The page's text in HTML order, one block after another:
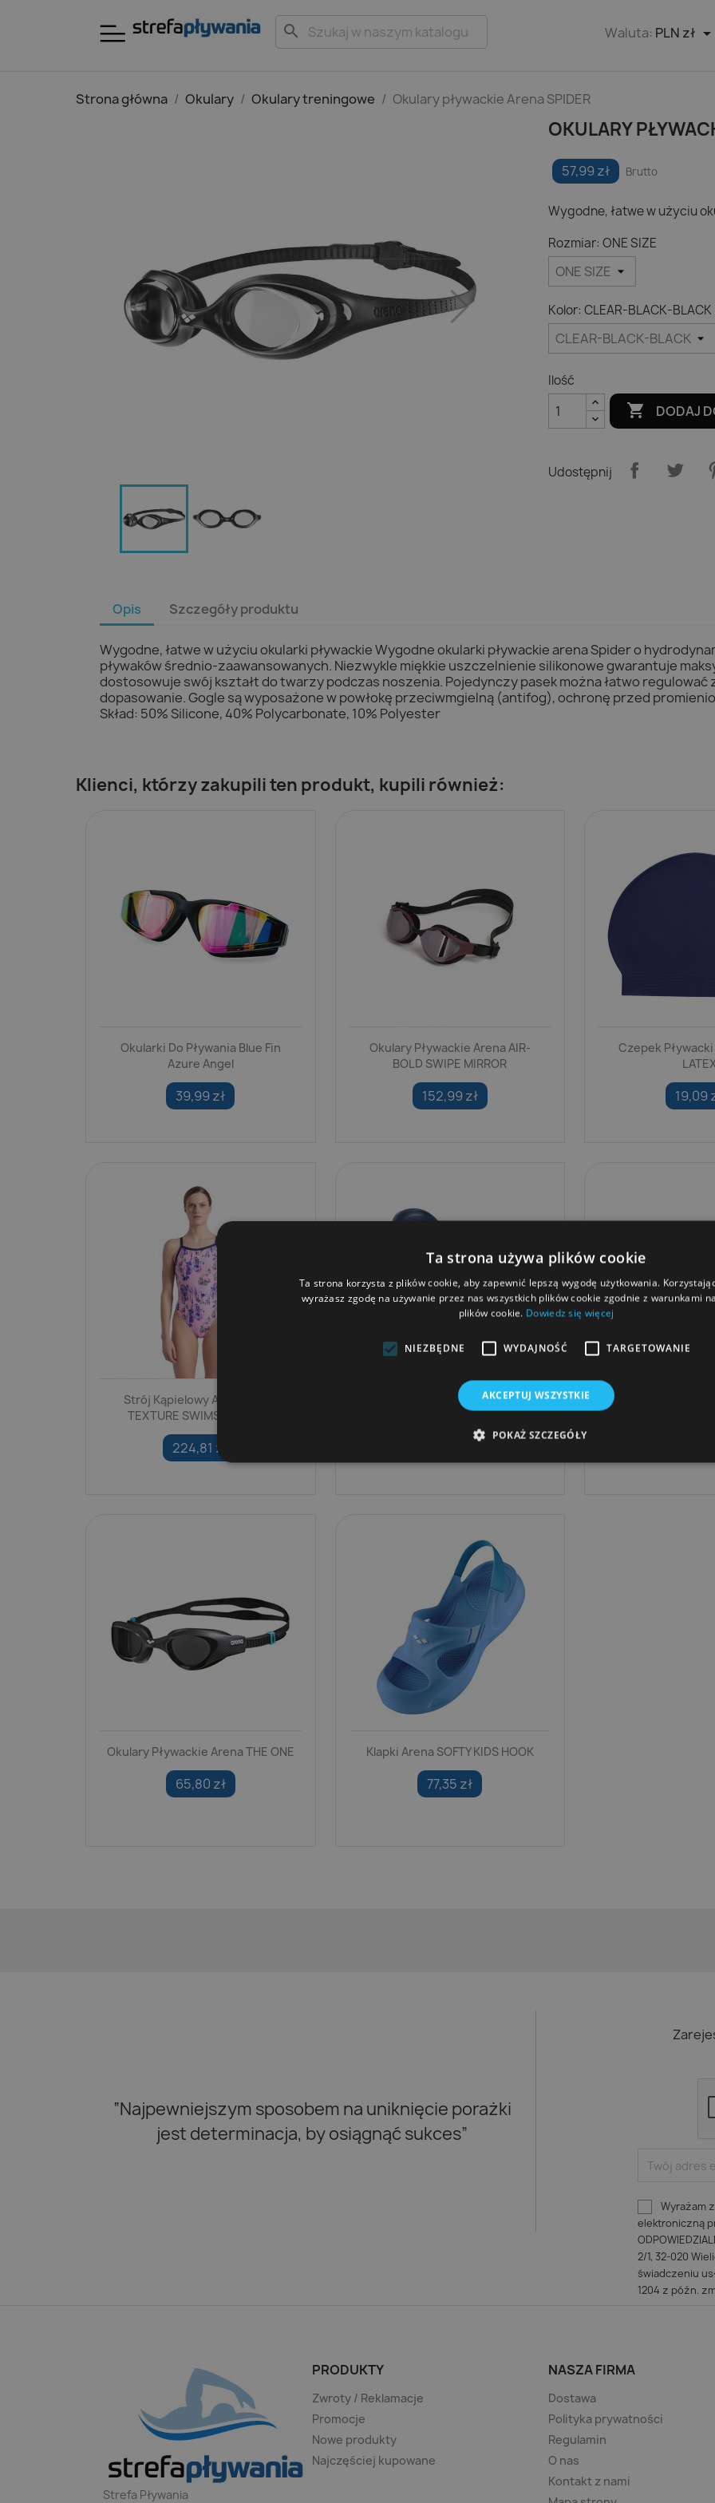
search Waluta: PLN zł
Strona główna Okulary Okulary treningowe Okulary pływackie Arena SPIDER
OKULARY
57,99 zł Brutto
Wygodne, łatwe w użyciu
Rozmiar: ONE SIZE
Kolor: CLEAR-BLACK-BLACK
Ilość
 DODAJ
Udostępnij
Opis Szczegóły produktu
Wygodne, łatwe w użyciu okularki pływackie Wygodne okularki pływackie arena Spider o
pływaków średnio-zaawansowanych. Niezwykle miękkie uszczelnienie silikonowe gwarantuje
dostosowuje swój kształt do twarzy podczas noszenia. Pojedynczy pasek można łatwo regulować
dopasowanie. Gogle są wyposażone w powłokę przeciwmgielną (antifog), ochronę przed
Skład: 50% Silicone, 40% Polycarbonate, 10% Polyester
Klienci, którzy zakupili ten produkt, kupili również:
Okularki Do Pływania Blue Fin
Azure Angel
39,99 zł
Okulary Pływackie Arena AIR-
BOLD SWIPE MIRROR
152,99 zł
Czepek Pływacki
19,09
Strój Kąpielowy Arena ROSE
TEXTURE SWIMSUIT XCRO
224,81 zł
Klapki Arena URBAN
Okulary Pływackie
Okulary Pływackie Arena THE ONE
65,80 zł
Klapki Arena SOFTY KIDS HOOK
77,35 zł
“Najpewniejszym sposobem na uniknięcie porażki
jest determinacja, by osiągnąć sukces”
Wyrażam
elektroniczną
2/1, 32-020
świadczeniu
1204 z późn.
Strefa Pływania
PRODUKTY
Zwroty / Reklamacje
Promocje
Nowe produkty
Najczęściej kupowane
NASZA FIRMA
Dostawa
Polityka prywatności
Regulamin
O nas
Kontakt z nami
Ta strona używa plików cookie
Ta strona korzysta z plików cookie, aby zapewnić lepszą wygodę użytkowania.
wyrażasz zgodę na używanie przez nas wszystkich plików cookie zgodnie z warunkami
plików cookie. Dowiedz się więcej
NIEZBĘDNE WYDAJNOŚĆ TARGETOWANIE
AKCEPTUJ WSZYSTKIE
POKAŻ SZCZEGÓŁY